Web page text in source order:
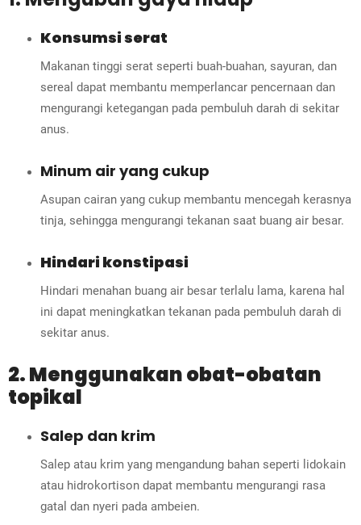
Konsumsi serat
Makanan tinggi serat seperti buah-buahan, sayuran, dan
sereal dapat membantu memperlancar pencernaan dan
mengurangi ketegangan pada pembuluh darah di sekitar
anus.
Minum air yang cukup
Asupan cairan yang cukup membantu mencegah kerasnya
tinja, sehingga mengurangi tekanan saat buang air besar.
Hindari konstipasi
Hindari menahan buang air besar terlalu lama, karena hal
ini dapat meningkatkan tekanan pada pembuluh darah di
sekitar anus.
2. Menggunakan obat-obatan
topikal
Salep dan krim
Salep atau krim yang mengandung bahan seperti lidokain
atau hidrokortison dapat membantu mengurangi rasa
gatal dan nyeri pada ambeien.